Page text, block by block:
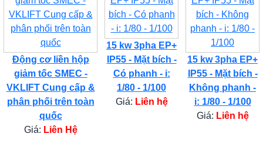
Động cơ liền hộp
giảm tốc SMEC -
VKLIFT Cung cấp &
phân phối trên toàn
quốc
Giá: Liên Hệ
15 kw 3pha EP+
IP55 - Mặt bích -
Có phanh - i:
1/80 - 1/100
Giá: Liên hệ
15 kw 3pha EP+
IP55 - Mặt bích -
Không phanh -
i: 1/80 - 1/100
Giá: Liên hệ